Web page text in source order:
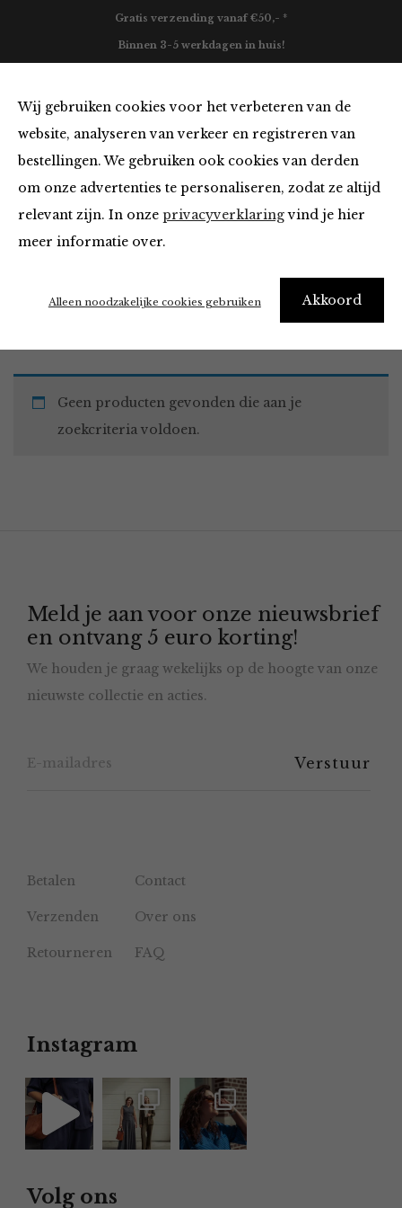
Wij gebruiken cookies voor het verbeteren van de
website, analyseren van verkeer en registreren van
bestellingen. We gebruiken ook cookies van derden
om onze advertenties te personaliseren, zodat ze altijd
relevant zijn. In onze privacyverklaringvind je hier
meer informatie over.
Akkoord
Alleen noodzakelijke cookies gebruiken
Gratis verzending vanaf €50,- *
Binnen 3-5 werkdagen in huis!
Must Haves
Home Winkel Accessoires Must Haves
Geen producten gevonden die aan je
zoekcriteria voldoen.
Meld je aan voor onze nieuwsbrief
en ontvang 5 euro korting!
We houden je graag wekelijks op de hoogte van onze
nieuwste collectie en acties.
Betalen Contact
Verzenden Over ons
Retourneren FAQ
Instagram
Volg ons